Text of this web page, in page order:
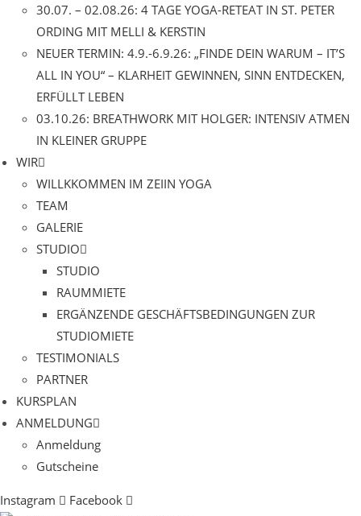
30.07. – 02.08.26: 4 TAGE YOGA-RETEAT IN ST. PETER
ORDING MIT MELLI & KERSTIN
NEUER TERMIN: 4.9.-6.9.26: „FINDE DEIN WARUM – IT’S
ALL IN YOU“ – KLARHEIT GEWINNEN, SINN ENTDECKEN,
ERFÜLLT LEBEN
03.10.26: BREATHWORK MIT HOLGER: INTENSIV ATMEN
IN KLEINER GRUPPE
WIR
WILLKKOMMEN IM ZEIIN YOGA
TEAM
GALERIE
STUDIO
STUDIO
RAUMMIETE
ERGÄNZENDE GESCHÄFTSBEDINGUNGEN ZUR
STUDIOMIETE
TESTIMONIALS
PARTNER
KURSPLAN​
ANMELDUNG
Anmeldung
Gutscheine
Instagram Facebook